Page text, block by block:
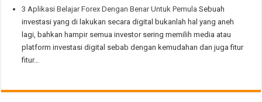
3 Aplikasi Belajar Forex Dengan Benar Untuk Pemula Sebuah
investasi yang di lakukan secara digital bukanlah hal yang aneh
lagi, bahkan hampir semua investor sering memilih media atau
platform investasi digital sebab dengan kemudahan dan juga fitur
fitur…